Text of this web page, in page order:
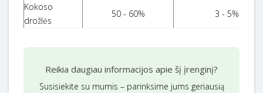
Kokoso
drožlės
50 - 60% 3 - 5%
Reikia daugiau informacijos apie šį įrenginį?
Susisiekite su mumis – parinksime jums geriausią